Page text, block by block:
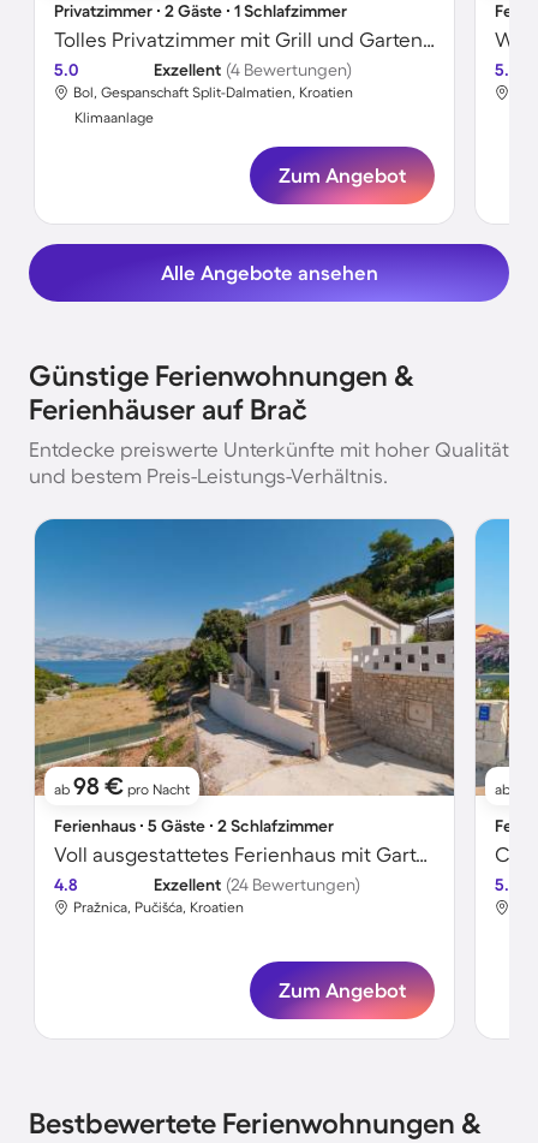
Privatzimmer ∙ 2 Gäste ∙ 1 Schlafzimmer
Tolles Privatzimmer mit Grill und Garten | Bergblick | Nah am Strand
5.0 Exzellent (4 Bewertungen)
Bol, Gespanschaft Split-Dalmatien, Kroatien
Klimaanlage
Zum Angebot
5.0
Alle Angebote ansehen
Günstige Ferienwohnungen &
Ferienhäuser auf Brač
Entdecke preiswerte Unterkünfte mit hoher Qualität
und bestem Preis-Leistungs-Verhältnis.
ab 98 € pro Nacht
Ferienhaus ∙ 5 Gäste ∙ 2 Schlafzimmer
Voll ausgestattetes Ferienhaus mit Garten, Whirlpool und Terrasse | Panoramablick | Hunde erlaubt
4.8 Exzellent (24 Bewertungen)
Pražnica, Pučišća, Kroatien
Zum Angebot
ab
5.0
Bestbewertete Ferienwohnungen &